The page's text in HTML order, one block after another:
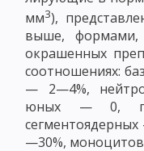
мм3),
выше, формами,
окрашенных
соотношениях:
— 2—4%,
юных — 0,
—30%, моноцитов